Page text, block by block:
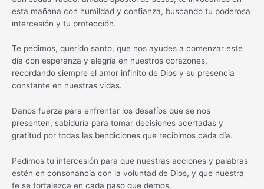
esta mañana con humildad y confianza, buscando tu poderosa
intercesión y tu protección.
Te pedimos, querido santo, que nos ayudes a comenzar este
día con esperanza y alegría en nuestros corazones,
recordando siempre el amor infinito de Dios y su presencia
constante en nuestras vidas.
Danos fuerza para enfrentar los desafíos que se nos
presenten, sabiduría para tomar decisiones acertadas y
gratitud por todas las bendiciones que recibimos cada día.
Pedimos tu intercesión para que nuestras acciones y palabras
estén en consonancia con la voluntad de Dios, y que nuestra
fe se fortalezca en cada paso que demos.